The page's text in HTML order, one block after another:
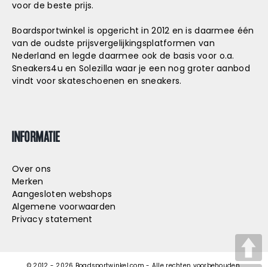
voor de beste prijs.
Boardsportwinkel is opgericht in 2012 en is daarmee één
van de oudste prijsvergelijkingsplatformen van
Nederland en legde daarmee ook de basis voor o.a.
Sneakers4u en Solezilla waar je een nog groter aanbod
vindt voor skateschoenen en sneakers.
INFORMATIE
Over ons
Merken
Aangesloten webshops
Algemene voorwaarden
Privacy statement